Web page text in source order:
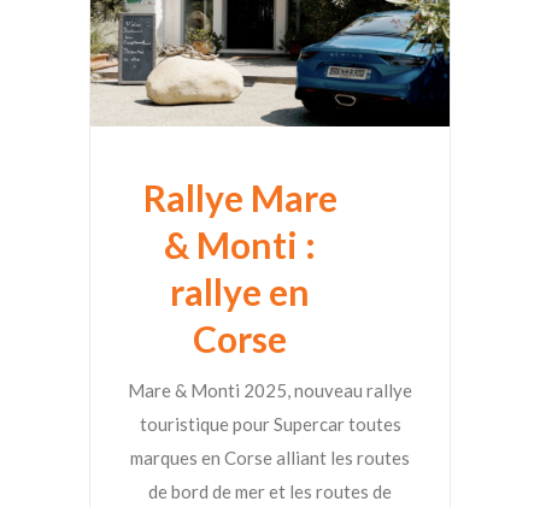
Rallye Mare
& Monti :
rallye en
Corse
Mare & Monti 2025, nouveau rallye
touristique pour Supercar toutes
marques en Corse alliant les routes
de bord de mer et les routes de